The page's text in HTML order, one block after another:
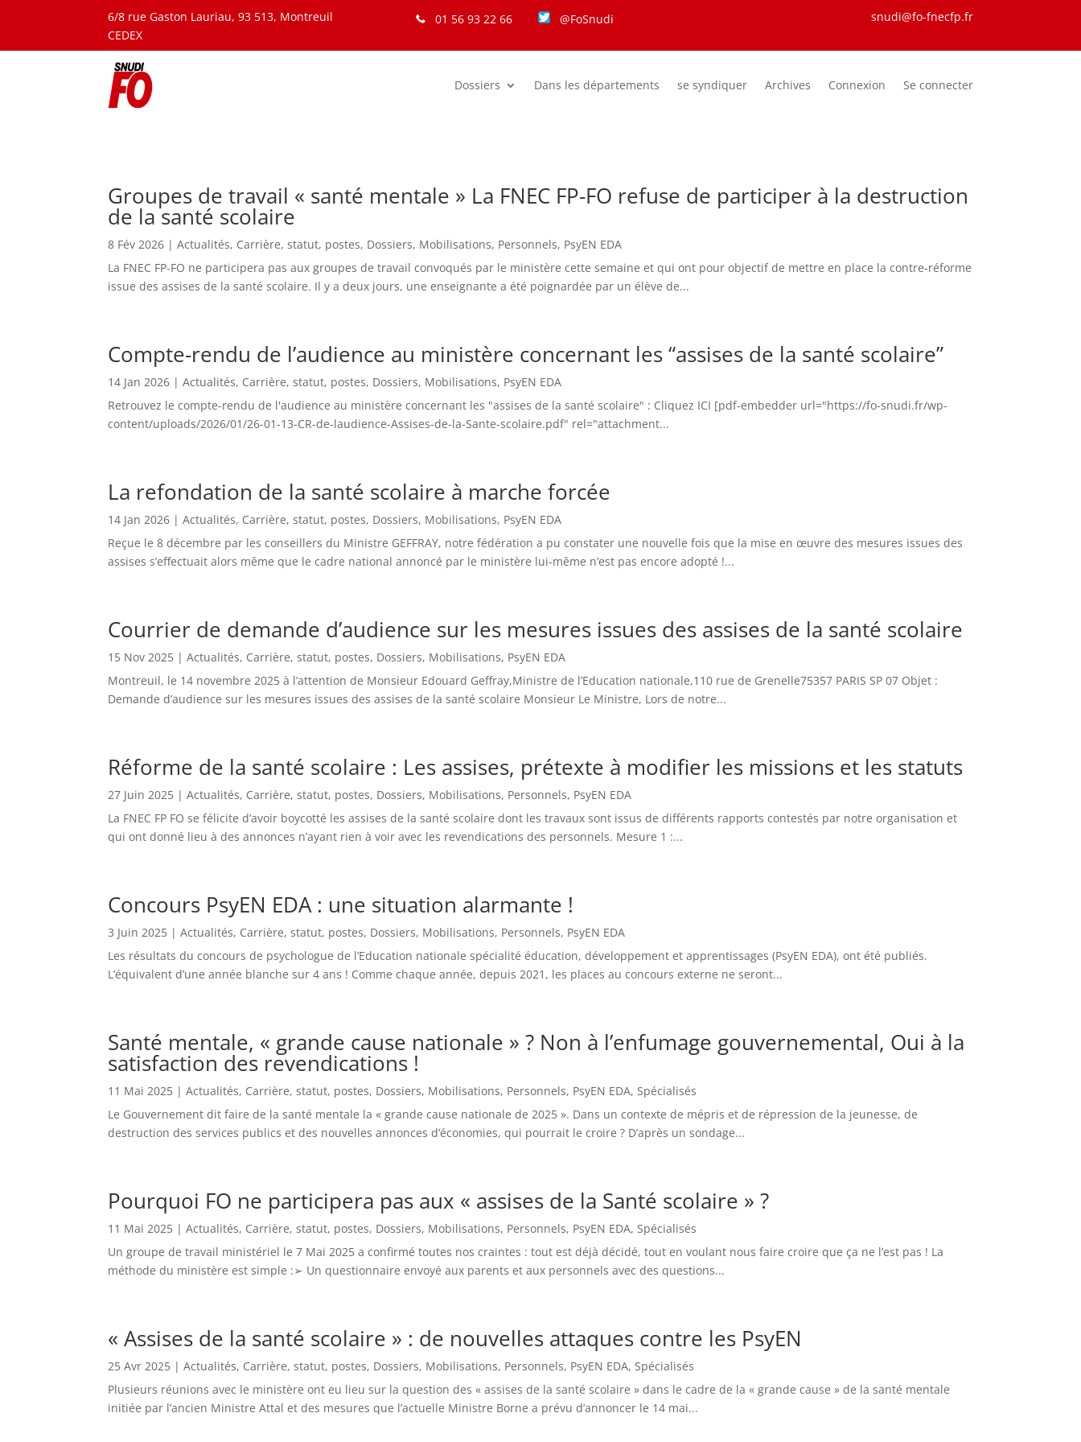
6/8 rue Gaston Lauriau, 93 513, Montreuil
CEDEX
01 56 93 22 66 @FoSnudi snudi@fo-fnecfp.fr
Dossiers Dans les départements se syndiquer Archives Connexion Se connecter
Groupes de travail « santé mentale » La FNEC FP-FO refuse de participer à la destruction
de la santé scolaire
8 Fév 2026 |Actualités, Carrière, statut, postes, Dossiers, Mobilisations, Personnels, PsyEN EDA
La FNEC FP-FO ne participera pas aux groupes de travail convoqués par le ministère cette semaine et qui ont pour objectif de mettre en place la contre-réforme
issue des assises de la santé scolaire. Il y a deux jours, une enseignante a été poignardée par un élève de...
Compte-rendu de l’audience au ministère concernant les “assises de la santé scolaire”
14 Jan 2026 |Actualités, Carrière, statut, postes, Dossiers, Mobilisations, PsyEN EDA
Retrouvez le compte-rendu de l'audience au ministère concernant les "assises de la santé scolaire" : Cliquez ICI [pdf-embedder url="https://fo-snudi.fr/wp-
content/uploads/2026/01/26-01-13-CR-de-laudience-Assises-de-la-Sante-scolaire.pdf" rel="attachment...
La refondation de la santé scolaire à marche forcée
14 Jan 2026 |Actualités, Carrière, statut, postes, Dossiers, Mobilisations, PsyEN EDA
Reçue le 8 décembre par les conseillers du Ministre GEFFRAY, notre fédération a pu constater une nouvelle fois que la mise en œuvre des mesures issues des
assises s’effectuait alors même que le cadre national annoncé par le ministère lui-même n’est pas encore adopté !...
Courrier de demande d’audience sur les mesures issues des assises de la santé scolaire
15 Nov 2025 |Actualités, Carrière, statut, postes, Dossiers, Mobilisations, PsyEN EDA
Montreuil, le 14 novembre 2025 à l’attention de Monsieur Edouard Geffray,Ministre de l’Education nationale,110 rue de Grenelle75357 PARIS SP 07 Objet :
Demande d’audience sur les mesures issues des assises de la santé scolaire Monsieur Le Ministre, Lors de notre...
Réforme de la santé scolaire : Les assises, prétexte à modifier les missions et les statuts
27 Juin 2025 |Actualités, Carrière, statut, postes, Dossiers, Mobilisations, Personnels, PsyEN EDA
La FNEC FP FO se félicite d’avoir boycotté les assises de la santé scolaire dont les travaux sont issus de différents rapports contestés par notre organisation et
qui ont donné lieu à des annonces n’ayant rien à voir avec les revendications des personnels. Mesure 1 :...
Concours PsyEN EDA : une situation alarmante !
3 Juin 2025 |Actualités, Carrière, statut, postes, Dossiers, Mobilisations, Personnels, PsyEN EDA
Les résultats du concours de psychologue de l’Education nationale spécialité éducation, développement et apprentissages (PsyEN EDA), ont été publiés.
L’équivalent d’une année blanche sur 4 ans ! Comme chaque année, depuis 2021, les places au concours externe ne seront...
Santé mentale, « grande cause nationale » ? Non à l’enfumage gouvernemental, Oui à la
satisfaction des revendications !
11 Mai 2025 |Actualités, Carrière, statut, postes, Dossiers, Mobilisations, Personnels, PsyEN EDA, Spécialisés
Le Gouvernement dit faire de la santé mentale la « grande cause nationale de 2025 ». Dans un contexte de mépris et de répression de la jeunesse, de
destruction des services publics et des nouvelles annonces d’économies, qui pourrait le croire ? D’après un sondage...
Pourquoi FO ne participera pas aux « assises de la Santé scolaire » ?
11 Mai 2025 |Actualités, Carrière, statut, postes, Dossiers, Mobilisations, Personnels, PsyEN EDA, Spécialisés
Un groupe de travail ministériel le 7 Mai 2025 a confirmé toutes nos craintes : tout est déjà décidé, tout en voulant nous faire croire que ça ne l’est pas ! La
méthode du ministère est simple :➢ Un questionnaire envoyé aux parents et aux personnels avec des questions...
« Assises de la santé scolaire » : de nouvelles attaques contre les PsyEN
25 Avr 2025 |Actualités, Carrière, statut, postes, Dossiers, Mobilisations, Personnels, PsyEN EDA, Spécialisés
Plusieurs réunions avec le ministère ont eu lieu sur la question des « assises de la santé scolaire » dans le cadre de la « grande cause » de la santé mentale
initiée par l’ancien Ministre Attal et des mesures que l’actuelle Ministre Borne a prévu d’annoncer le 14 mai...